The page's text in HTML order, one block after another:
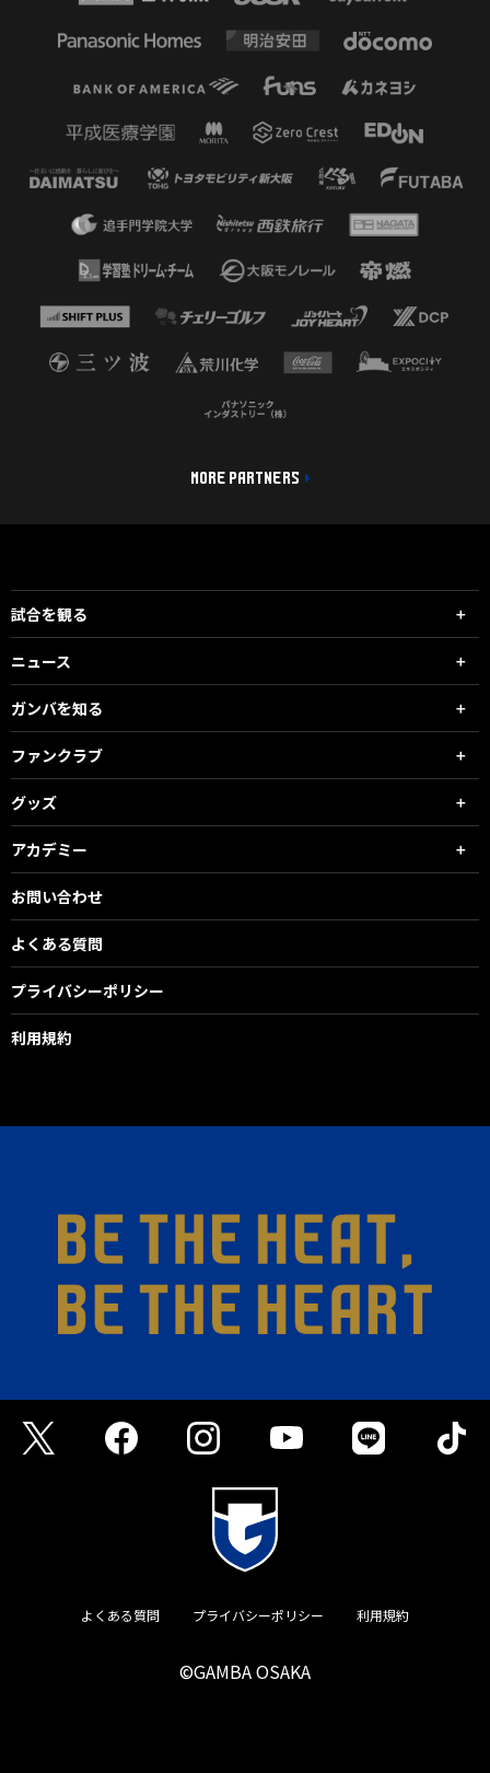
MORE PARTNERS
試合を観る
ニュース
ガンバを知る
ファンクラブ
グッズ
アカデミー
お問い合わせ
よくある質問
プライバシーポリシー
利用規約
よくある質問 プライバシーポリシー 利用規約
©GAMBA OSAKA